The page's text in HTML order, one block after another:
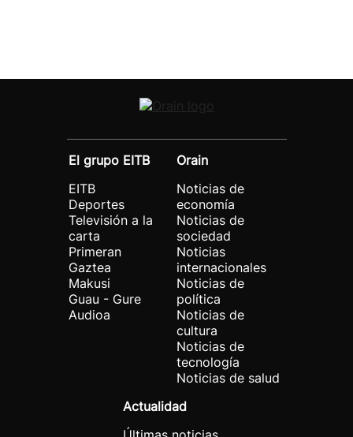
El grupo EITB
EITB
Deportes
Televisión a la
carta
Primeran
Gaztea
Makusi
Guau - Gure
Audioa
Orain
Noticias de
economía
Noticias de
sociedad
Noticias
internacionales
Noticias de
política
Noticias de
cultura
Noticias de
tecnología
Noticias de salud
Actualidad